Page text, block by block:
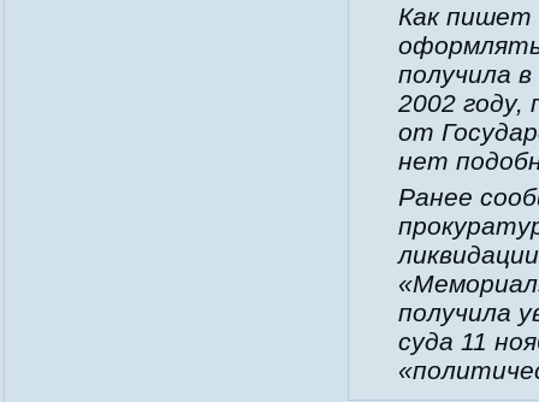
Как пишет
получила
2002
от
нет
Ранее
получила
суда 11